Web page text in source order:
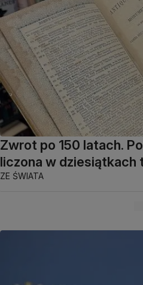
Zwrot po 150 latach.
liczona w dziesiątkach
ZE ŚWIATA